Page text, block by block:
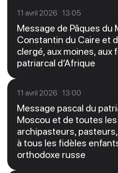
11 avril 2026 13:05
Message de Pâques du
Constantin du Caire et
clergé, aux moines, aux
patriarcal d’Afrique
11 avril 2026 13:00
Message pascal du
Moscou et de toutes
archipasteurs,
à tous les fidèles
orthodoxe russe